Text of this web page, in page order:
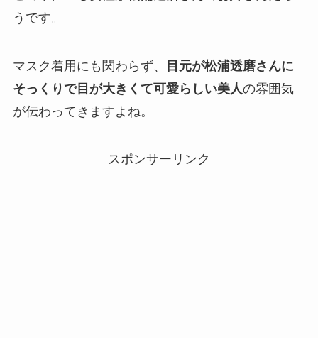
うです。
マスク着用にも関わらず、
目元が松浦透磨さんに
そっくりで目が大きくて可愛らしい美人の雰囲気
が伝わってきますよね。
スポンサーリンク